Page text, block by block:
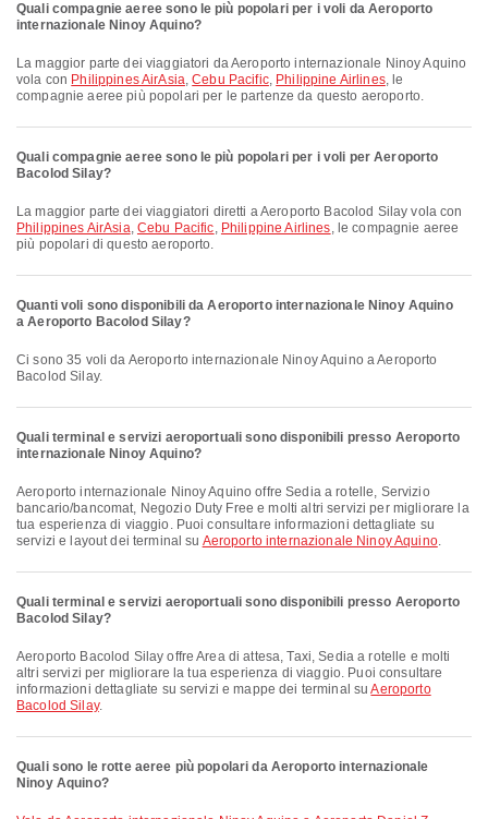
Quali compagnie aeree sono le più popolari per i voli da Aeroporto
internazionale Ninoy Aquino?
La maggior parte dei viaggiatori da Aeroporto internazionale Ninoy Aquino
vola con Philippines AirAsia,Cebu Pacific, Philippine Airlines, le
compagnie aeree più popolari per le partenze da questo aeroporto.
Quali compagnie aeree sono le più popolari per i voli per Aeroporto
Bacolod Silay?
La maggior parte dei viaggiatori diretti a Aeroporto Bacolod Silay vola con
Philippines AirAsia, Cebu Pacific, Philippine Airlines, le compagnie aeree
più popolari di questo aeroporto.
Quanti voli sono disponibili da Aeroporto internazionale Ninoy Aquino
a Aeroporto Bacolod Silay?
Ci sono 35 voli da Aeroporto internazionale Ninoy Aquino a Aeroporto
Bacolod Silay.
Quali terminal e servizi aeroportuali sono disponibili presso Aeroporto
internazionale Ninoy Aquino?
Aeroporto internazionale Ninoy Aquino offre Sedia a rotelle, Servizio
bancario/bancomat, Negozio Duty Free e molti altri servizi per migliorare la
tua esperienza di viaggio. Puoi consultare informazioni dettagliate su
servizi e layout dei terminal su Aeroporto internazionale Ninoy Aquino.
Quali terminal e servizi aeroportuali sono disponibili presso Aeroporto
Bacolod Silay?
Aeroporto Bacolod Silay offre Area di attesa, Taxi, Sedia a rotelle e molti
altri servizi per migliorare la tua esperienza di viaggio. Puoi consultare
informazioni dettagliate su servizi e mappe dei terminal suAeroporto
Bacolod Silay.
Quali sono le rotte aeree più popolari da Aeroporto internazionale
Ninoy Aquino?